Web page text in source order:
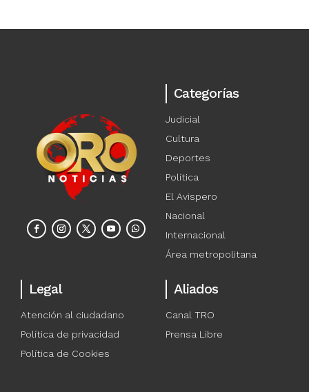
Categorías
Judicial
Cultura
Deportes
Política
El Avispero
Nacional
Internacional
Área metropolitana
Legal
Atención al ciudadano
Política de privacidad
Política de Cookies
Aliados
Canal TRO
Prensa Libre